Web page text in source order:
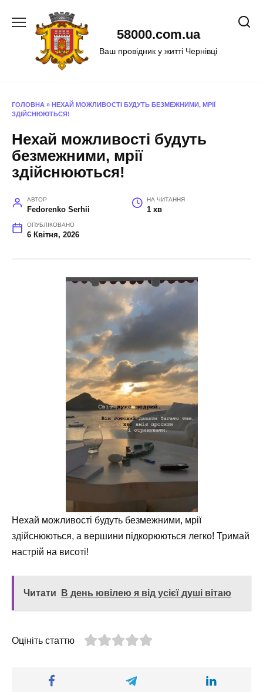
58000.com.ua
Ваш провідник у житті Чернівці
ГОЛОВНА » НЕХАЙ МОЖЛИВОСТІ БУДУТЬ БЕЗМЕЖНИМИ, МРІЇ
ЗДІЙСНЮЮТЬСЯ!
Нехай можливості будуть
безмежними, мрії
здійснюються!
АВТОР
Fedorenko Serhii
НА ЧИТАННЯ
1 хв
ОПУБЛІКОВАНО
6 Квітня, 2026
Нехай можливості будуть безмежними, мрії
здійснюються, а вершини підкорюються легко! Тримай
настрій на висоті!
Читати В день ювілею я від усієї душі вітаю
Оцініть статтю